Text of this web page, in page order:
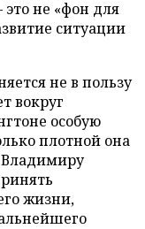
не «фон для
ситуации
не в пользу
вокруг
особую
плотной она
Владимиру
жизни,